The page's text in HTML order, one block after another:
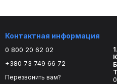
Контактная информация
0 800 20 62 02
+380 73 749 66 72
Перезвонить вам?